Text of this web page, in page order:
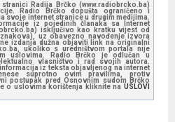
Radija Brčko (www.radiobrcko.ba)
Radio Brčko dopušta ograničeno i
svoje internet stranice u drugim medijima.
iz pojedinih članaka sa Internet
isključivo kao kratku vijest od
uz obavezno navođenje izvora
izdanja dužna objaviti link na originalni
ukoliko s uredništvom portala nije
uslovima. Radio Brčko je odlučan u
vlasništvo i rad svojih autora.
iz teksta objavljenog na internet
suprotno ovim pravilima, protiv
postupak pred Osnovnim sudom Brčko
o uslovima korištenja kliknite na USLOVI